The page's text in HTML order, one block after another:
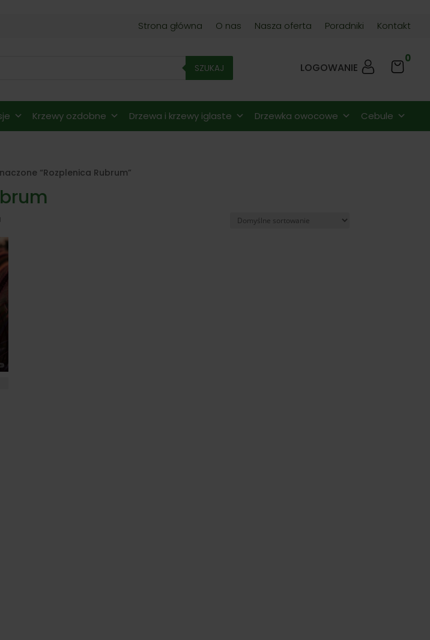
Strona główna O nas Nasza oferta Poradniki Kontakt
SZUKAJ LOGOWANIE
0
Krzewy ozdobne Drzewa i krzewy iglaste Drzewka owocowe Cebule
“Rozplenica Rubrum”